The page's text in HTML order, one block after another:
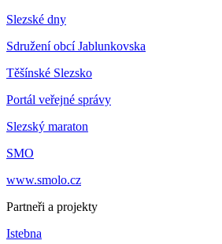
Slezské dny
Sdružení obcí Jablunkovska
Těšínské Slezsko
Portál veřejné správy
Slezský maraton
SMO
www.smolo.cz
Partneři a projekty
Istebna